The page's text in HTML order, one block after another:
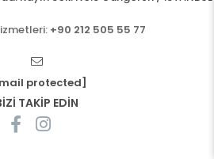
+90 212 505 55 77
protected]
TAKİP EDİN